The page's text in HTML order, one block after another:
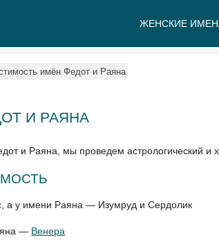
ЖЕНСКИЕ
имён Федот и Раяна
И РАЯНА
и Раяна, мы проведем астрологический и
а у имени Раяна — Изумруд и Сердолик
— Венера